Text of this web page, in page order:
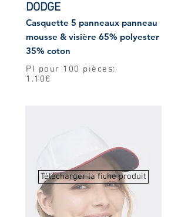
DODGE
Casquette 5 panneaux panneau
mousse & visière 65% polyester
35% coton
PI pour 100 pièces:
1.10€
Télécharger la fiche produit